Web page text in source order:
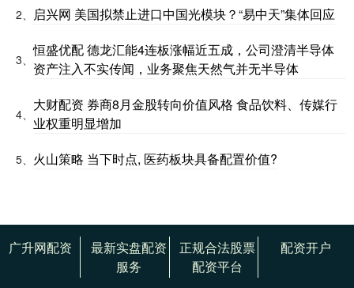
2、 启兴网 美国拟禁止进口中国光模块？“易中天”集体回应
3、
恒盛优配 德龙汇能4连板涨幅近五成，公司澄清半导体
资产注入不实传闻，业务聚焦天然气并无半导体
4、
大财配资 券商8月金股转向价值风格 食品饮料、传媒行
业权重明显增加
5、 火山策略 当下时点, 医药板块具备配置价值?
广升网配资
最新实盘配资
服务
正规合法股票
配资平台
配资开户